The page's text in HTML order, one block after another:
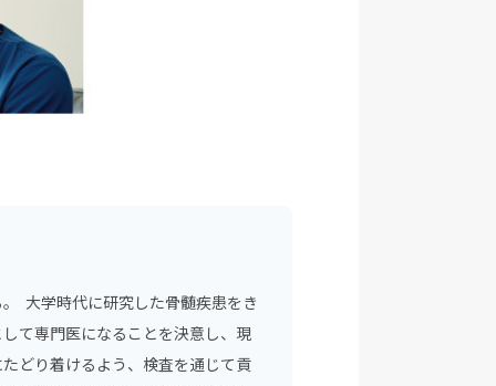
大学時代に研究した骨髄疾患をき
て専門医になることを決意し、現
どり着けるよう、検査を通じて貢